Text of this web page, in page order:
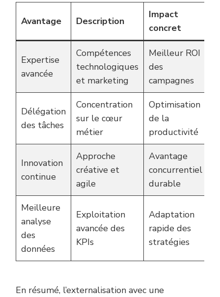
Avantage Description
Impact
concret
Expertise
avancée
Compétences
technologiques
et marketing
Meilleur ROI
des
campagnes
Délégation
des tâches
Concentration
sur le cœur
métier
Optimisation
de la
productivité
Innovation
continue
Approche
créative et
agile
Avantage
concurrentiel
durable
Meilleure
analyse
des
données
Exploitation
avancée des
KPIs
Adaptation
rapide des
stratégies
En résumé, l’externalisation avec une